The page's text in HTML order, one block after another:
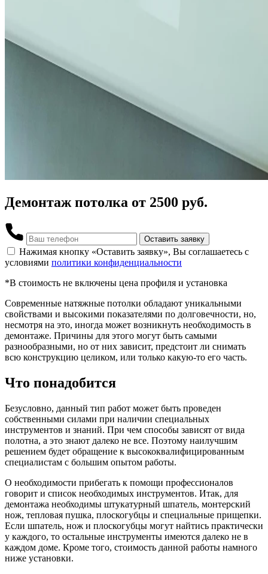
Демонтаж потолка от 2500 руб.
Оставить заявку
Нажимая кнопку «Оставить заявку», Вы соглашаетесь с
условиями политики конфиденциальности
*В стоимость не включены цена профиля и установка
Современные натяжные потолки обладают уникальными
свойствами и высокими показателями по долговечности, но,
несмотря на это, иногда может возникнуть необходимость в
демонтаже. Причины для этого могут быть самыми
разнообразными, но от них зависит, предстоит ли снимать
всю конструкцию целиком, или только какую-то его часть.
Что понадобится
Безусловно, данный тип работ может быть проведен
собственными силами при наличии специальных
инструментов и знаний. При чем способы зависят от вида
полотна, а это знают далеко не все. Поэтому наилучшим
решением будет обращение к высококвалифицированным
специалистам с большим опытом работы.
О необходимости прибегать к помощи профессионалов
говорит и список необходимых инструментов. Итак, для
демонтажа необходимы штукатурный шпатель, монтерский
нож, тепловая пушка, плоскогубцы и специальные прищепки.
Если шпатель, нож и плоскогубцы могут найтись практически
у каждого, то остальные инструменты имеются далеко не в
каждом доме. Кроме того, стоимость данной работы намного
ниже установки.